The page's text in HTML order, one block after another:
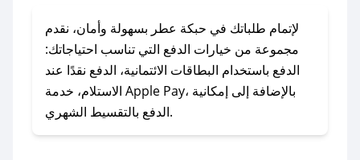
الرسائل الخاصة على تويتر أو البريد الإلكتروني،
وسنقوم بحل المشكلة في أسرع وقت ممكن.
### ماذا أفعل إذا لم أجد كود خصم لمتجري
المفضل؟
في حال عدم توفر كوبونات لمتجرك المفضل، يمكنك
لإتمام طلباتك في حبكة عطر بسهولة وأمان، نقدم
مجموعة من خيارات الدفع التي تناسب احتياجاتك:
الدفع باستخدام البطاقات الائتمانية، الدفع نقدًا عند
الاستلام، خدمة Apple Pay، بالإضافة إلى إمكانية
الدفع بالتقسيط الشهري.